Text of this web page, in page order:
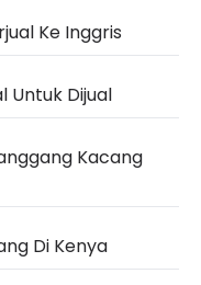
Ke Inggris
Untuk Dijual
Kacang
Di Kenya